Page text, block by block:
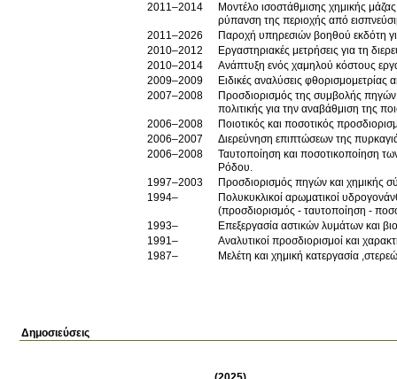
2011–2014
Μοντέλο ισοστάθμισης χημικής
ρύπανση της περιοχής από
2011–2026
Παροχή υπηρεσιών βοηθού εκδότη
2010–2012
Εργαστηριακές μετρήσεις για τη
2010–2014
Ανάπτυξη ενός χαμηλού κόστους
2009–2009
Ειδικές αναλύσεις φθορισμομετρίας
2007–2008
Προσδιορισμός της συμβολής πηγών
πολιτικής για την αναβάθμιση της
2006–2008
Ποιοτικός και ποσοτικός
2006–2007
Διερεύνηση επιπτώσεων της
2006–2008
Ταυτοποίηση και ποσοτικοποίηση
Ρόδου.
1997–2003
Προσδιορισμός πηγών και χημικής
1994–
Πολυκυκλικοί αρωματικοί
(προσδιορισμός - ταυτοποίηση -
1993–
Επεξεργασία αστικών λυμάτων και
1991–
Αναλυτικοί προσδιορισμοί και
1987–
Μελέτη και χημική κατεργασία
Δημοσιεύσεις